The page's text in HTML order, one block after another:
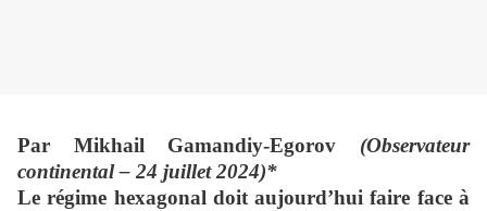
Par Mikhail Gamandiy-Egorov (Observateur
continental – 24 juillet 2024)*
Le régime hexagonal doit aujourd’hui faire face à